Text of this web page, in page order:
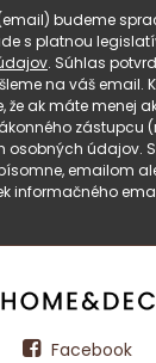
budeme
s platnou
. Súhlas
na váš email.
že ak máte menej
zástupcu
údajov.
emailom
informačného
Facebook